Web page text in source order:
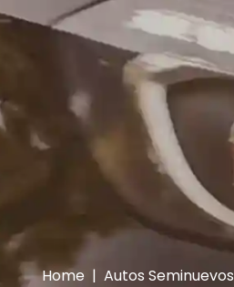
Home | Autos Seminuevos